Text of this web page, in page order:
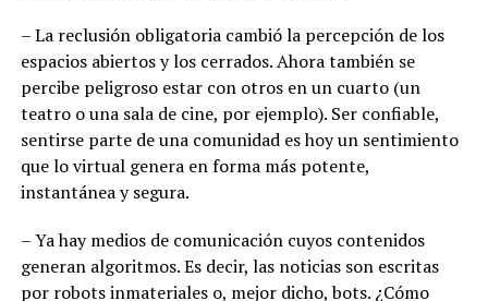
– La reclusión obligatoria cambió la percepción de los
espacios abiertos y los cerrados. Ahora también se
percibe peligroso estar con otros en un cuarto (un
teatro o una sala de cine, por ejemplo). Ser confiable,
sentirse parte de una comunidad es hoy un sentimiento
que lo virtual genera en forma más potente,
instantánea y segura.
– Ya hay medios de comunicación cuyos contenidos
generan algoritmos. Es decir, las noticias son escritas
por robots inmateriales o, mejor dicho, bots. ¿Cómo